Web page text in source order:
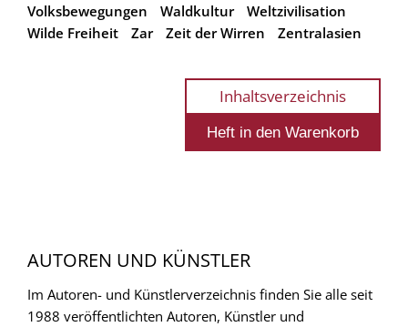
Volksbewegungen
Waldkultur
Weltzivilisation
Wilde Freiheit
Zar Zeit der Wirren Zentralasien
Inhaltsverzeichnis
AUTOREN UND KÜNSTLER
Im Autoren- und Künstlerverzeichnis finden Sie alle seit
1988 veröffentlichten Autoren, Künstler und